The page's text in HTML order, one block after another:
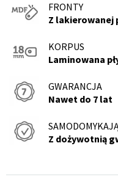
FRONTY
Z lakierowanej
KORPUS
Laminowana
GWARANCJA
Nawet do 7 lat
Z dożywotnią